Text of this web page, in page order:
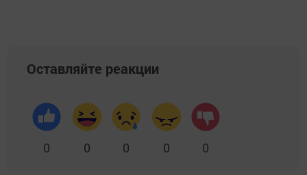
Оставляйте реакции
0 0 0 0 0